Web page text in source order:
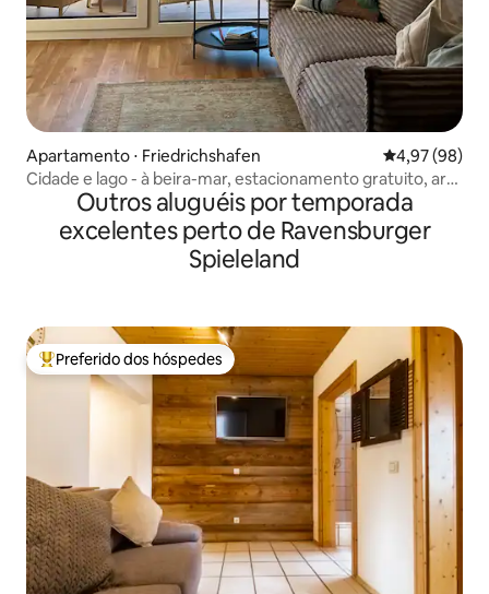
Apartamento ⋅ Friedrichshafen 4,97 de uma
4,97 (98)
Cidade e lago - à beira-mar, estacionamento gratuito, ar-
condicionado
Outros aluguéis por temporada
excelentes perto de Ravensburger
Spieleland
Entre os melhores preferidos dos hóspedes
Preferido dos hóspedes